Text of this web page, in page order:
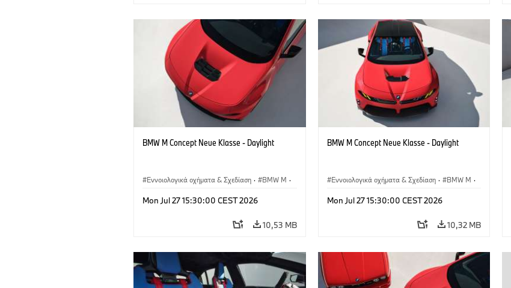
BMW M Concept Neue Klasse - Daylight
Εννοιολογικά οχήματα & Σχεδίαση · BMW M ·
Mon Jul 27 15:30:00 CEST 2026
10,53 MB
BMW M Concept Neue Klasse - Daylight
Εννοιολογικά οχήματα & Σχεδίαση · BMW M ·
Mon Jul 27 15:30:00 CEST 2026
10,32 MB